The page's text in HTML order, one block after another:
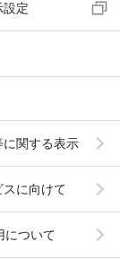
設定
関する表示
に向けて
について